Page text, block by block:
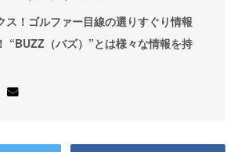
ス！ゴルファー目線の選りすぐり情報
“BUZZ（バズ）”とは様々な情報を持